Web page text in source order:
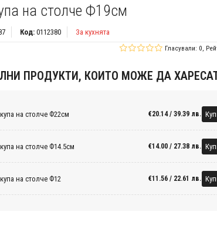
на столче Ф19см
Код: 0112380 За кухнята
Гласували: 0,
ПРОДУКТИ, КОИТО МОЖЕ ДА
на столче Ф22см €20.14 / 39.39 лв.
на столче Ф14.5см €14.00 / 27.38 лв.
на столче Ф12 €11.56 / 22.61 лв.